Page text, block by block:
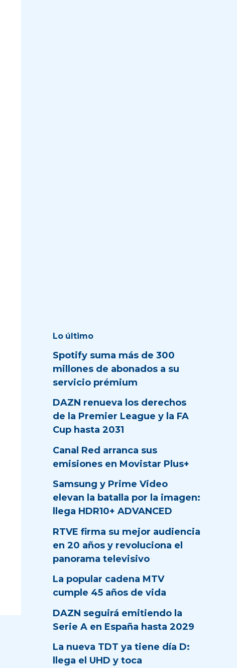
Lo último
Spotify suma más de 300
millones de abonados a su
servicio prémium
DAZN renueva los derechos
de la Premier League y la FA
Cup hasta 2031
Canal Red arranca sus
emisiones en Movistar Plus+
Samsung y Prime Video
elevan la batalla por la imagen:
llega HDR10+ ADVANCED
RTVE firma su mejor audiencia
en 20 años y revoluciona el
panorama televisivo
La popular cadena MTV
cumple 45 años de vida
DAZN seguirá emitiendo la
Serie A en España hasta 2029
La nueva TDT ya tiene día D:
llega el UHD y toca